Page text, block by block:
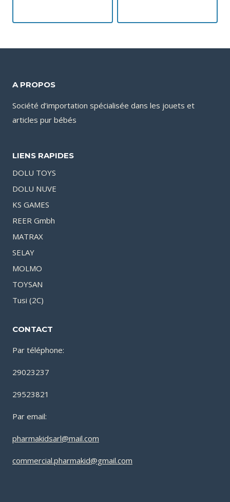
A PROPOS
Société d’importation spécialisée dans les jouets et
articles pur bébés
LIENS RAPIDES
DOLU TOYS
DOLU NUVE
KS GAMES
REER Gmbh
MATRAX
SELAY
MOLMO
TOYSAN
Tusi (2C)
CONTACT
Par téléphone:
29023237
29523821
Par email:
pharmakidsarl@mail.com
commercial.pharmakid@gmail.com